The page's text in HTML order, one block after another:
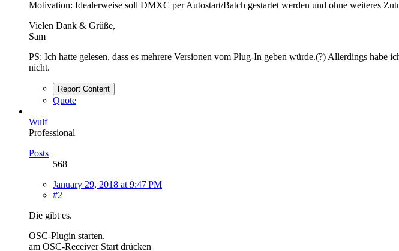
Motivation: Idealerweise soll DMXC per Autostart/Batch gestartet werden und ohne weiteres
Vielen Dank & Grüße,
Sam
PS: Ich hatte gelesen, dass es mehrere Versionen vom Plug-In geben würde.(?) Allerdings
nicht.
Report Content
Quote
Wulf
Professional
Posts
568
January 29, 2018 at 9:47 PM
#2
Die gibt es.
OSC-Plugin starten.
am OSC-Receiver Start drücken